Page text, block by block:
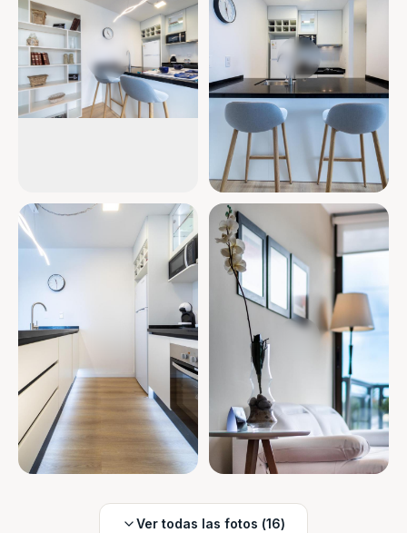
Ver todas las fotos (16)